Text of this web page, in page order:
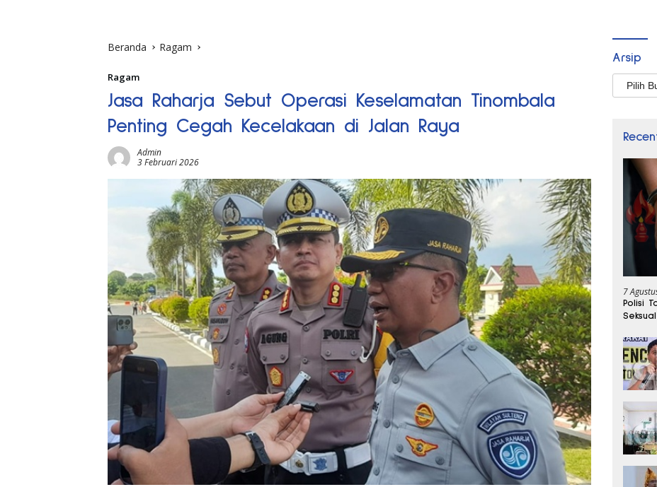
Beranda Ragam
Ragam
Jasa Raharja Sebut Operasi Keselamatan Tinombala
Penting Cegah Kecelakaan di Jalan Raya
Admin
3 Februari 2026
Arsip
Arsip
7
Polisi